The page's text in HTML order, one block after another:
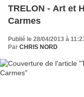
TRELON - Art et
Carmes
Publié le 28/04/2013 à
Par CHRIS NORD